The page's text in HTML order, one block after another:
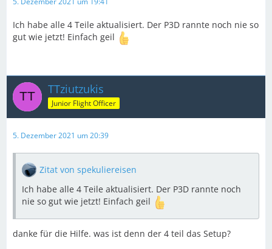
Ich habe alle 4 Teile aktualisiert. Der P3D rannte noch nie so
gut wie jetzt! Einfach geil
TTziutzukis
Junior Flight Officer
5. Dezember 2021 um 20:39
Zitat von spekuliereisen
Ich habe alle 4 Teile aktualisiert. Der P3D rannte noch
nie so gut wie jetzt! Einfach geil
danke für die Hilfe. was ist denn der 4 teil das Setup?